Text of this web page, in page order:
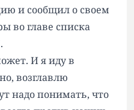
и сообщил о своем
во главе списка
И я иду в
возглавлю
надо понимать, что